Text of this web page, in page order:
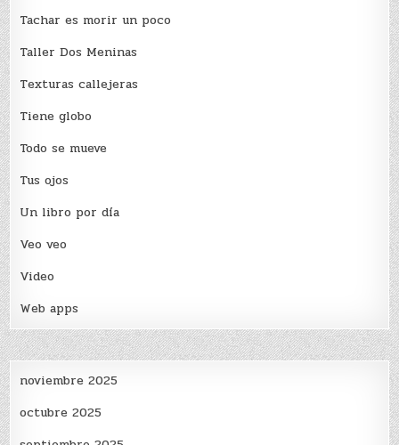
Tachar es morir un poco
Taller Dos Meninas
Texturas callejeras
Tiene globo
Todo se mueve
Tus ojos
Un libro por día
Veo veo
Video
Web apps
noviembre 2025
octubre 2025